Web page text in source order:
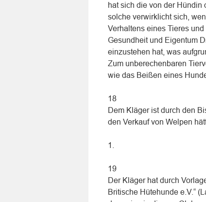
hat sich die von der
solche verwirklicht sich,
Verhaltens eines Tieres
Gesundheit und Eigentum
einzustehen hat, was
Zum unberechenbaren
wie das Beißen eines
18
Dem Kläger ist durch den
den Verkauf von Welpen
1.
19
Der Kläger hat durch
Britische Hütehunde e.V.“